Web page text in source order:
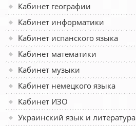
Кабинет географии
Кабинет информатики
Кабинет испанского языка
Кабинет математики
Кабинет музыки
Кабинет немецкого языка
Кабинет ИЗО
Украинский язык и литература